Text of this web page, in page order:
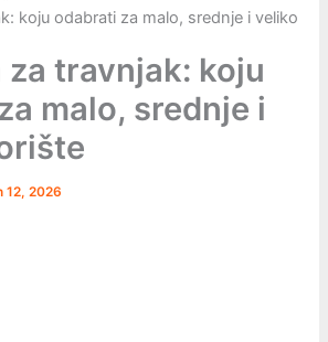
koju odabrati za malo, srednje i veliko
za travnjak: koju
malo, srednje i
12, 2026